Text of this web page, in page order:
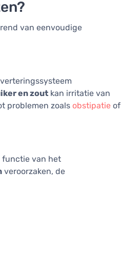
van eenvoudige
en zout kan irritatie van
problemen zoals obstipatie of
functie van het
veroorzaken, de